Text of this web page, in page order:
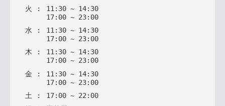
火
: 11 : 30 ~ 14: 30
17: 00 ~ 23: 00
水 : 11: 30 ~ 14: 30
17: 00 ~ 23: 00
木 : 11: 30 ~ 14: 30
17: 00 ~ 23: 00
金 : 11 : 30 ~ 14: 30
17: 00 ~ 23: 00
土 : 17: 00 ~ 22 : 00